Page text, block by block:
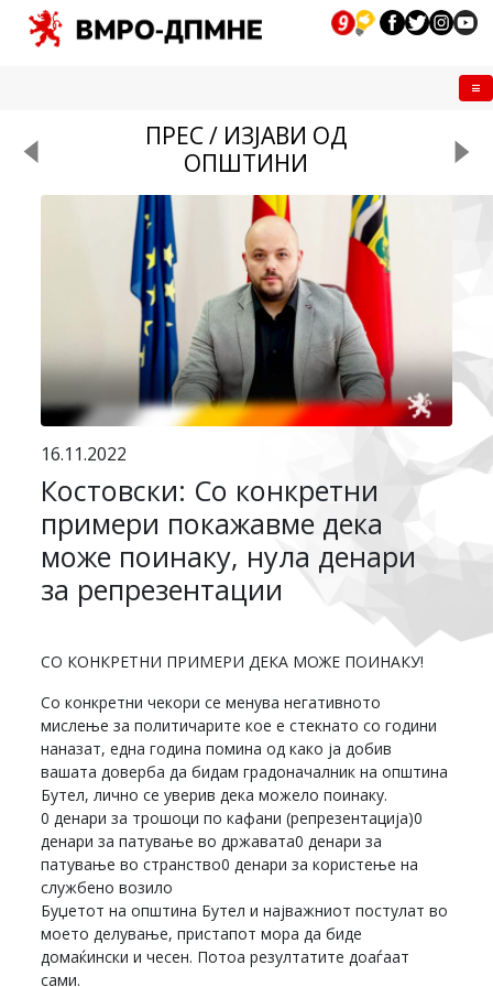
ПРЕС / ИЗЈАВИ ОД
ОПШТИНИ
16.11.2022
Костовски: Со конкретни
примери покажавме дека
може поинаку, нула денари
за репрезентации
СО КОНКРЕТНИ ПРИМЕРИ ДЕКА МОЖЕ ПОИНАКУ!
Со конкретни чекори се менува негативното
мислење за политичарите кое е стекнато со години
наназат, една година помина од како ја добив
вашата доверба да бидам градоначалник на општина
Бутел, лично се уверив дека можело поинаку.
0 денари за трошоци по кафани (репрезентација)0
денари за патување во државата0 денари за
патување во странство0 денари за користење на
службено возило
Буџетот на општина Бутел и најважниот постулат во
моето делување, пристапот мора да биде
домаќински и чесен. Потоа резултатите доаѓаат
сами.